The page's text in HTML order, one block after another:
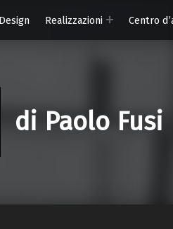
Realizzazioni Centro
di Paolo Fusi